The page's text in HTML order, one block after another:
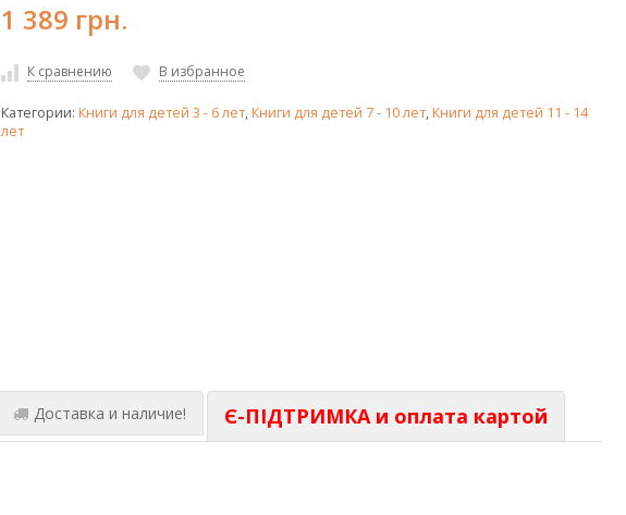
1 389 грн.
К сравнению В избранное
Категории:Книги для детей 3 - 6 лет,Книги для детей 7 - 10 лет,Книги для детей 11 - 14
лет
Доставка и наличие! Є-ПІДТРИМКА и оплата картой